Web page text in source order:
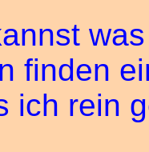
finden
ich rein